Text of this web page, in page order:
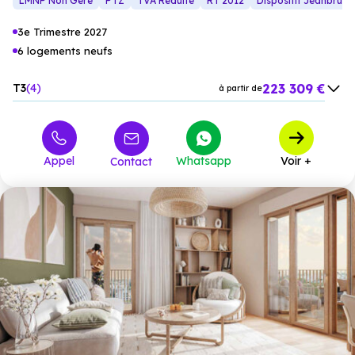
3e Trimestre 2027
6 logements neufs
T3 4 à partir de223 309 €
Appel Contact Whatsapp Voir +